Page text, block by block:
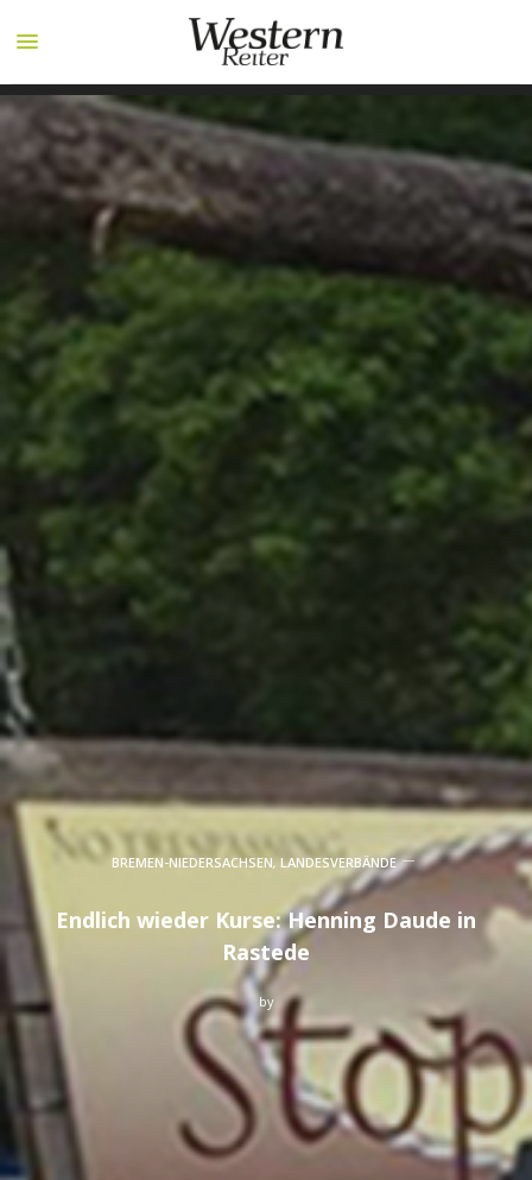
BREMEN-NIEDERSACHSEN, LANDESVERBÄNDE
Endlich wieder Kurse: Henning Daude in
Rastede
by